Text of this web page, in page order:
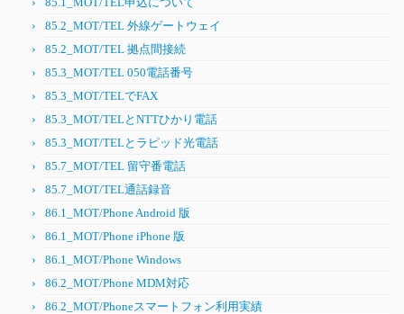
85.2_MOT/TEL 外線ゲートウェイ
85.2_MOT/TEL 拠点間接続
85.3_MOT/TEL 050電話番号
85.3_MOT/TELでFAX
85.3_MOT/TELとNTTひかり電話
85.3_MOT/TELとラピッド光電話
85.7_MOT/TEL 留守番電話
85.7_MOT/TEL通話録音
86.1_MOT/Phone Android 版
86.1_MOT/Phone iPhone 版
86.1_MOT/Phone Windows
86.2_MOT/Phone MDM対応
86.2_MOT/Phoneスマートフォン利用実績